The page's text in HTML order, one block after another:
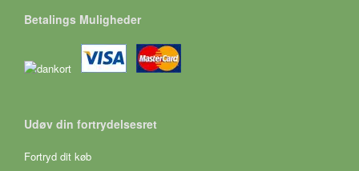
Betalings Muligheder
Udøv din fortrydelsesret
Fortryd dit køb